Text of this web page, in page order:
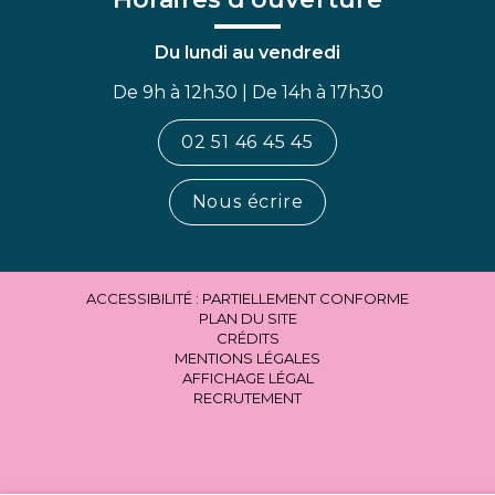
Du lundi au vendredi
De 9h à 12h30 | De 14h à 17h30
02 51 46 45 45
Nous écrire
ACCESSIBILITÉ : PARTIELLEMENT CONFORME
PLAN DU SITE
CRÉDITS
MENTIONS LÉGALES
AFFICHAGE LÉGAL
RECRUTEMENT